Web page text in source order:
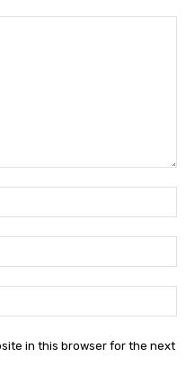
in this browser for the next